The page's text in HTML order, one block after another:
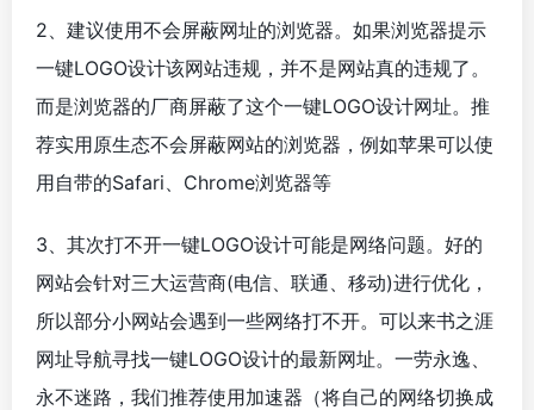
2、建议使用不会屏蔽网址的浏览器。如果浏览器提示
一键LOGO设计该网站违规，并不是网站真的违规了。
而是浏览器的厂商屏蔽了这个一键LOGO设计网址。推
荐实用原生态不会屏蔽网站的浏览器，例如苹果可以使
用自带的Safari、Chrome浏览器等
3、其次打不开一键LOGO设计可能是网络问题。好的
网站会针对三大运营商(电信、联通、移动)进行优化，
所以部分小网站会遇到一些网络打不开。可以来书之涯
网址导航寻找一键LOGO设计的最新网址。一劳永逸、
永不迷路，我们推荐使用加速器（将自己的网络切换成